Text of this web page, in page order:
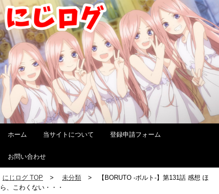
ホーム 当サイトについて 登録申請フォーム
お問い合わせ
にじログ TOP 未分類
【BORUTO -ボルト-】第131話 感想 ほ
ら、こわくない・・・